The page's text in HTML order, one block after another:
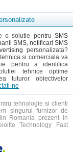
o solutie pentru SMS
SMS, notificari SMS
personalizata?
si comerciala va
pentru a identifica
tehnice optime
tuturor obiectivelor
ne
tehnologie si clienti
singurul furnizor de
Romania prezent in
Technology Fast